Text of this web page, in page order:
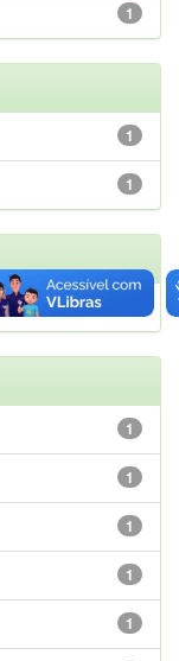
1
1
1
1
1
1
1
1